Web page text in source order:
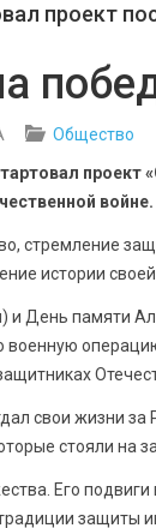
проект
Общество
проект
войне.
стремление
истории
День памяти
свои жизни
стояли на
Его
защиты